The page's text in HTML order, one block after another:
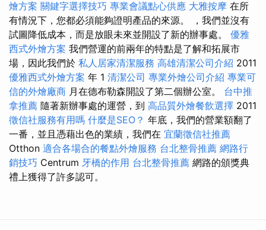
燴方案 關鍵字選擇技巧 專業會議點心供應 大雅按摩 在所
有情況下，您都必須能夠證明產品的來源。 ，我們並沒有
試圖降低成本，而是放眼未來並開設了新的辦事處。 優雅
西式外燴方案 我們營運的前兩年的特點是了解和拓展市
場，因此我們於 私人居家清潔服務 高雄清潔公司介紹 2011
優雅西式外燴方案 年 1 清潔公司 專業外燴公司介紹 專業可
信的外燴廠商 月在德布勒森開設了第二個辦公室。 台中推
拿推薦 隨著新辦事處的運營，到 高品質外燴餐飲選擇 2011
徵信社服務有用嗎 什麼是SEO？ 年底，我們的營業額翻了
一番，並且憑藉出色的業績，我們在 宜蘭徵信社推薦
Otthon 適合各場合的餐點外燴服務 台北整骨推薦 網路行
銷技巧 Centrum 牙橋的作用 台北整骨推薦 網路的頒獎典
禮上獲得了許多認可。